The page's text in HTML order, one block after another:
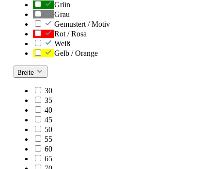
Grün
Grau
Gemustert / Motiv
Rot / Rosa
Weiß
Gelb / Orange
Breite
30
35
40
45
50
55
60
65